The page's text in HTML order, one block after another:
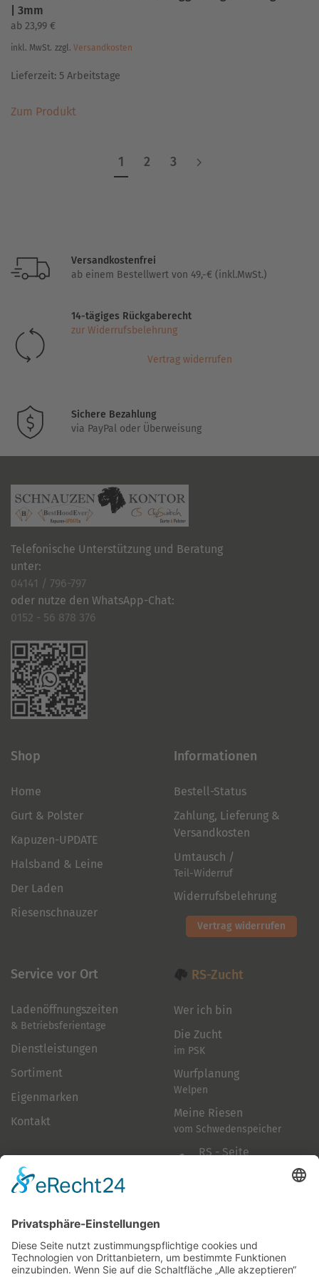
| 3mm
ab 23,99 €
inkl. MwSt. zzgl. Versandkosten
Lieferzeit: 5 Arbeitstage
Zum ProduktProdukt
Varianten
der
werden
1 2 3
Versandkostenfrei
ab einem Bestellwert von 49,-€ (inkl.MwSt.)
14-tägiges Rückgaberecht
zur Widerrufsbelehrung
Vertrag widerrufen
Sichere Bezahlung
via PayPal oder Überweisung
Telefonische Unterstützung und Beratung
unter:
04141 / 796-797
oder nutze den WhatsApp-Chat:
0152 - 56 878 376
Shop
Home
Gurt & Polster
Kapuzen-UPDATE
Halsband & Leine
Der Laden
Riesenschnauzer
Informationen
Bestell-Status
Zahlung, Lieferung &
Versandkosten
Umtausch /
Teil-Widerruf
Widerrufsbelehrung
Vertrag widerrufen
Service vor Ort
Ladenöffnungszeiten
& Betriebsferientage
Dienstleistungen
Sortiment
Eigenmarken
Kontakt
RS-Zucht
Wer ich bin
Die Zucht
im PSK
Wurfplanung
Welpen
Meine Riesen
vom Schwedenspeicher
RS - Seite
Folge mir